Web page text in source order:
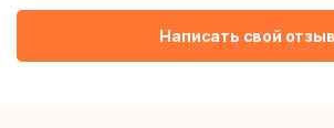
Написать свой отзыв